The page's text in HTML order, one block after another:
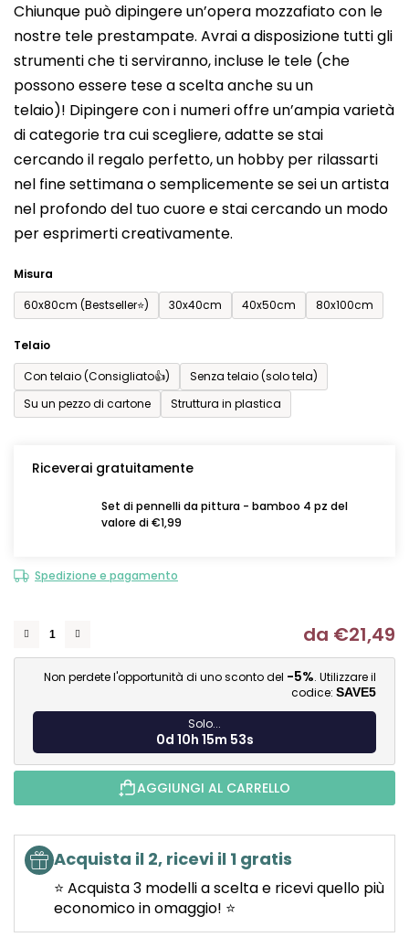
Chiunque può dipingere un’opera mozzafiato con le
nostre tele prestampate. Avrai a disposizione tutti gli
strumenti che ti serviranno, incluse le tele (che
possono essere tese a scelta anche su un
telaio)! Dipingere con i numeri offre un’ampia varietà
di categorie tra cui scegliere, adatte se stai
cercando il regalo perfetto, un hobby per rilassarti
nel fine settimana o semplicemente se sei un artista
nel profondo del tuo cuore e stai cercando un modo
per esprimerti creativamente.
Misura
60x80cm (Bestseller⭐)
30x40cm 40x50cm 80x100cm
Telaio
Con telaio (Consigliato👍)
Senza telaio (solo tela)
Su un pezzo di cartone
Struttura in plastica
Riceverai gratuitamente
Set di pennelli da pittura - bamboo 4 pz del
valore di €1,99
Spedizione e pagamento
da €21,49
Non perdete l'opportunità di uno sconto del -5%. Utilizzare il
codice: SAVE5
Solo...
0d 10h 15m 52s
AGGIUNGI AL CARRELLO
Acquista il 2, ricevi il 1 gratis
⭐ Acquista 3 modelli a scelta e ricevi quello più
economico in omaggio! ⭐
prodotto
è
0,0
su
5
stelle.